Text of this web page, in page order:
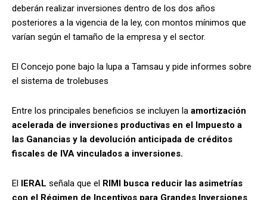
deberán realizar inversiones dentro de los dos años
posteriores a la vigencia de la ley, con montos mínimos que
varían según el tamaño de la empresa y el sector.
El Concejo pone bajo la lupa a Tamsau y pide informes sobre
el sistema de trolebuses
Entre los principales beneficios se incluyen la amortización
acelerada de inversiones productivas en el Impuesto a
las Ganancias y la devolución anticipada de créditos
fiscales de IVA vinculados a inversiones.
El IERAL señala que el RIMI busca reducir las asimetrías
con el Régimen de Incentivos para Grandes Inversiones